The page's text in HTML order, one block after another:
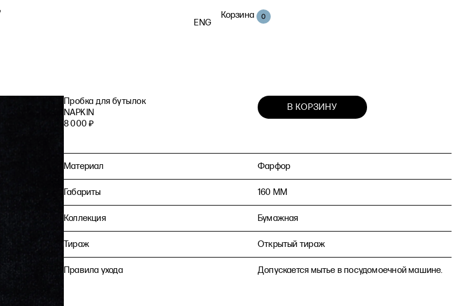
ENG
Корзина 0
Пробка для бутылок
NAPKIN
8 000₽
В КОРЗИНУ
Материал Фарфор
Габариты 160 MM
Коллекция Бумажная
Тираж Открытый тираж
Правила ухода Допускается мытье в посудомоечной машине.